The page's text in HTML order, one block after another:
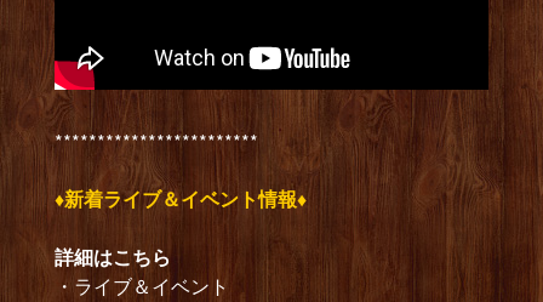
************************
♦新着ライブ＆イベント情報♦
詳細はこちら
・ライブ＆イベント